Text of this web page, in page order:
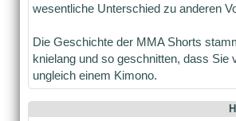
wesentliche Unterschied zu anderen
Die Geschichte der MMA Shorts
knielang und so geschnitten, dass
ungleich einem Kimono.